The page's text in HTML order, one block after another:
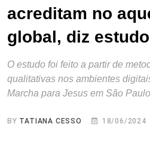
acreditam no
global, diz estudo
O estudo foi feito a partir de
qualitativas nos ambientes
Marcha para Jesus em São Paulo
BY TATIANA CESSO 18/06/2024